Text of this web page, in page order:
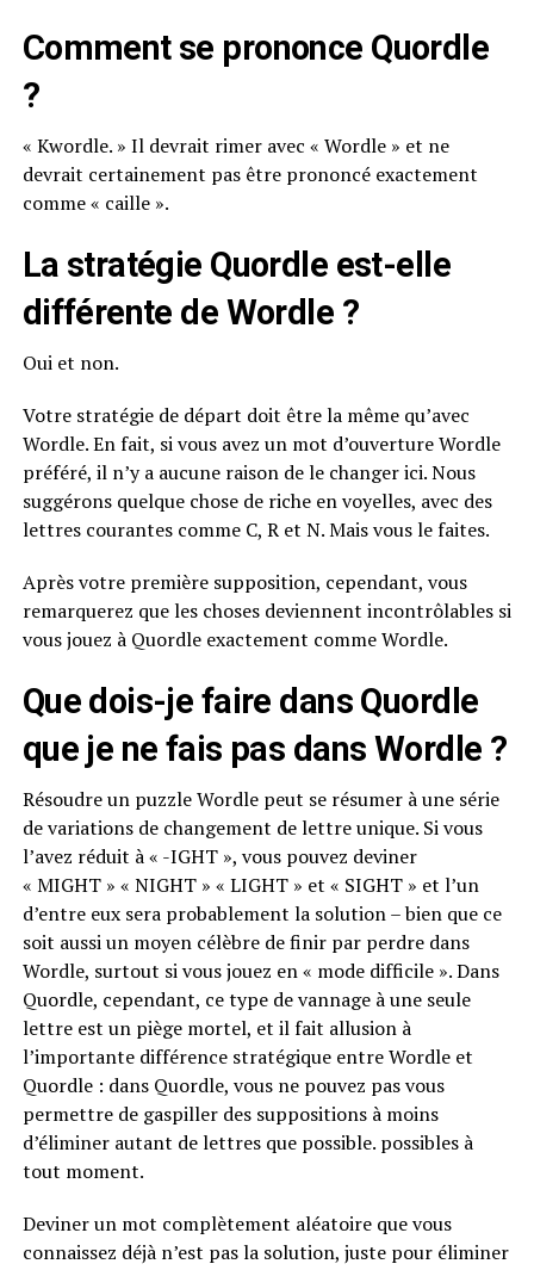
Comment se prononce Quordle
?
« Kwordle. » Il devrait rimer avec « Wordle » et ne
devrait certainement pas être prononcé exactement
comme « caille ».
La stratégie Quordle est-elle
différente de Wordle ?
Oui et non.
Votre stratégie de départ doit être la même qu’avec
Wordle. En fait, si vous avez un mot d’ouverture Wordle
préféré, il n’y a aucune raison de le changer ici. Nous
suggérons quelque chose de riche en voyelles, avec des
lettres courantes comme C, R et N. Mais vous le faites.
Après votre première supposition, cependant, vous
remarquerez que les choses deviennent incontrôlables si
vous jouez à Quordle exactement comme Wordle.
Que dois-je faire dans Quordle
que je ne fais pas dans Wordle ?
Résoudre un puzzle Wordle peut se résumer à une série
de variations de changement de lettre unique. Si vous
l’avez réduit à « -IGHT », vous pouvez deviner
« MIGHT » « NIGHT » « LIGHT » et « SIGHT » et l’un
d’entre eux sera probablement la solution – bien que ce
soit aussi un moyen célèbre de finir par perdre dans
Wordle, surtout si vous jouez en « mode difficile ». Dans
Quordle, cependant, ce type de vannage à une seule
lettre est un piège mortel, et il fait allusion à
l’importante différence stratégique entre Wordle et
Quordle : dans Quordle, vous ne pouvez pas vous
permettre de gaspiller des suppositions à moins
d’éliminer autant de lettres que possible. possibles à
tout moment.
Deviner un mot complètement aléatoire que vous
connaissez déjà n’est pas la solution, juste pour éliminer